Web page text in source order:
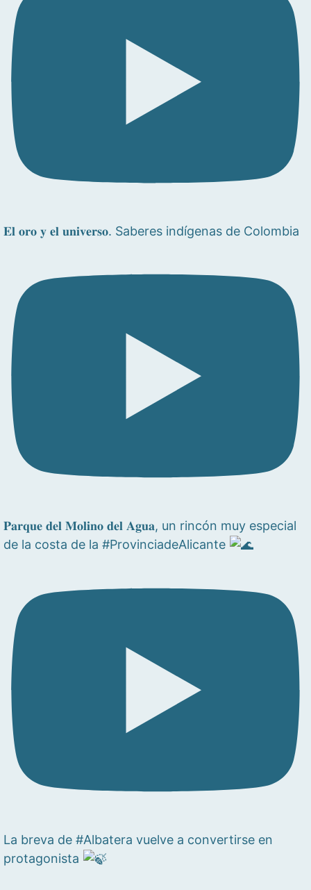
𝐄𝐥 𝐨𝐫𝐨 𝐲 𝐞𝐥 𝐮𝐧𝐢𝐯𝐞𝐫𝐬𝐨. Saberes indígenas de Colombia
𝐏𝐚𝐫𝐪𝐮𝐞 𝐝𝐞𝐥 𝐌𝐨𝐥𝐢𝐧𝐨 𝐝𝐞𝐥 𝐀𝐠𝐮𝐚, un rincón muy especial
de la costa de la #ProvinciadeAlicante
La breva de #Albatera vuelve a convertirse en
protagonista